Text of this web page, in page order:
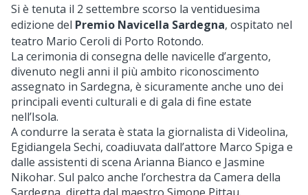
Si è tenuta il 2 settembre scorso la ventiduesima
edizione del Premio Navicella Sardegna, ospitato nel
teatro Mario Ceroli di Porto Rotondo.
La cerimonia di consegna delle navicelle d’argento,
divenuto negli anni il più ambito riconoscimento
assegnato in Sardegna, è sicuramente anche uno dei
principali eventi culturali e di gala di fine estate
nell’Isola.
A condurre la serata è stata la giornalista di Videolina,
Egidiangela Sechi, coadiuvata dall’attore Marco Spiga e
dalle assistenti di scena Arianna Bianco e Jasmine
Nikohar. Sul palco anche l’orchestra da Camera della
Sardegna, diretta dal maestro Simone Pittau.